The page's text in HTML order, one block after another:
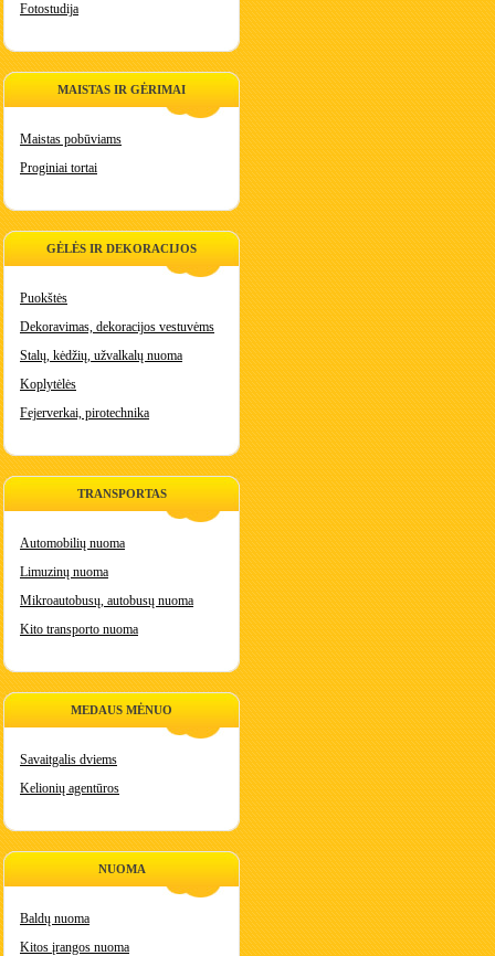
Fotostudija
MAISTAS IR GĖRIMAI
Maistas pobūviams
Proginiai tortai
GĖLĖS IR DEKORACIJOS
Puokštės
Dekoravimas, dekoracijos vestuvėms
Stalų, kėdžių, užvalkalų nuoma
Koplytėlės
Fejerverkai, pirotechnika
TRANSPORTAS
Automobilių nuoma
Limuzinų nuoma
Mikroautobusų, autobusų nuoma
Kito transporto nuoma
MEDAUS MĖNUO
Savaitgalis dviems
Kelionių agentūros
NUOMA
Baldų nuoma
Kitos įrangos nuoma